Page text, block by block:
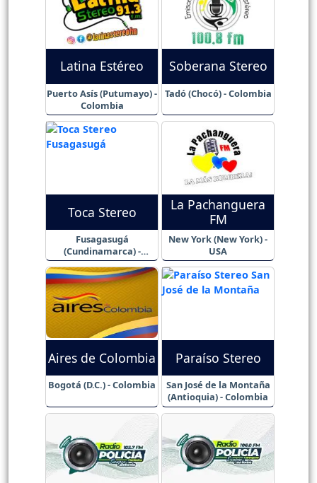
Latina Estéreo
Puerto Asís (Putumayo) -
Colombia
Soberana Stereo
Tadó (Chocó) - Colombia
Toca Stereo
Fusagasugá
(Cundinamarca) -
Colombia
La Pachanguera
FM
New York (New York) -
USA
Aires de Colombia
Bogotá (D.C.) - Colombia
Paraíso Stereo
San José de la Montaña
(Antioquia) - Colombia